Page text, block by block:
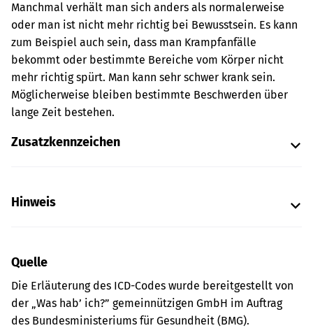
Manchmal verhält man sich anders als normalerweise
oder man ist nicht mehr richtig bei Bewusstsein. Es kann
zum Beispiel auch sein, dass man Krampfanfälle
bekommt oder bestimmte Bereiche vom Körper nicht
mehr richtig spürt. Man kann sehr schwer krank sein.
Möglicherweise bleiben bestimmte Beschwerden über
lange Zeit bestehen.
Zusatzkennzeichen
Hinweis
Quelle
Die Erläuterung des ICD-Codes wurde bereitgestellt von
der „Was hab’ ich?” gemeinnützigen GmbH im Auftrag
des Bundesministeriums für Gesundheit (BMG).